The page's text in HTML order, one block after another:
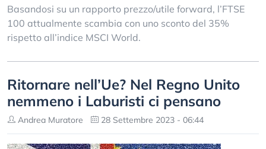
Basandosi su un rapporto prezzo/utile forward, l’FTSE
100 attualmente scambia con uno sconto del 35%
rispetto all’indice MSCI World.
Ritornare nell’Ue? Nel Regno Unito
nemmeno i Laburisti ci pensano
Andrea Muratore 28 Settembre 2023 - 06:44